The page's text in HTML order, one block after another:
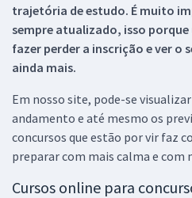
trajetória de estudo. É muito
sempre atualizado, isso porque
fazer perder a inscrição e ver o
ainda mais.
Em nosso site, pode-se
andamento e até mesmo os
concursos que estão por vir faz
preparar com mais calma e com
Cursos online para